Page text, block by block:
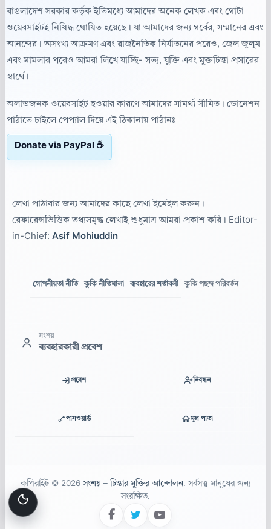
বাঙলাদেশ সরকার কর্তৃক ইতিমধ্যে আমাদের অনেক লেখক এবং গোটা
ওয়েবসাইটই নিষিদ্ধ ঘোষিত হয়েছে। যা আমাদের জন্য গর্বের, সম্মানের এবং
আনন্দের। অসংখ্য আক্রমণ এবং রাজনৈতিক নির্যাতনের পরেও, জেল জুলুম
এবং মামলার পরেও আমরা লিখে যাচ্ছি- সত্য, যুক্তি এবং মুক্তচিন্তা প্রসারের
স্বার্থে।
অলাভজনক ওয়েবসাইট হওয়ার কারণে আমাদের সামর্থ্য সীমিত। ডোনেশন
পাঠাতে চাইলে পেপ্যাল দিয়ে এই ঠিকানায় পাঠানঃ
Donate via PayPal ☕
লেখা পাঠাবার জন্য আমাদের কাছে লেখা ইমেইল করুন।
রেফারেন্সভিত্তিক তথ্যসমৃদ্ধ লেখাই শুধুমাত্র আমরা প্রকাশ করি। Editor-
in-Chief: Asif Mohiuddin
গোপনীয়তা নীতি কুকি নীতিমালা ব্যবহারের শর্তাবলী কুকি পছন্দ পরিবর্তন
সংশয়
ব্যবহারকারী প্রবেশ
প্রবেশ নিবন্ধন
পাসওয়ার্ড মূল পাতা
কপিরাইট © 2026সংশয় – চিন্তার মুক্তির আন্দোলন. সর্বসত্ত্ব মানুষের জন্য
সংরক্ষিত.